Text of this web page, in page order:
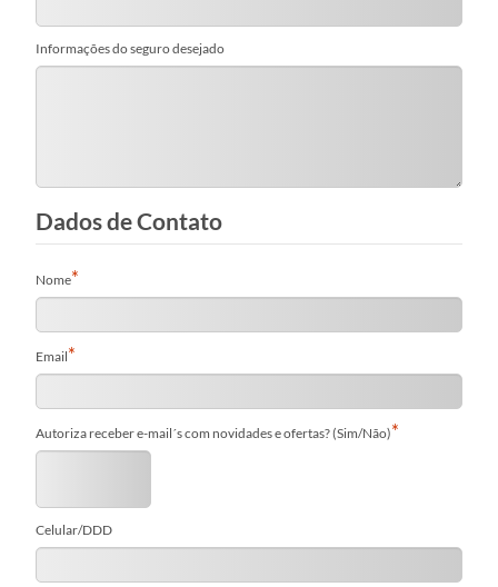
Informações do seguro desejado
Dados de Contato
Nome
Email
Autoriza receber e-mail´s com novidades e ofertas? (Sim/Não)
Celular/DDD